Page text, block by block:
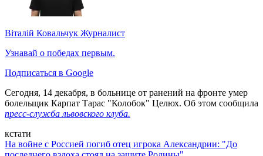
Віталій Ковальчук Журналист
Узнавай о победах первым.
Подписаться в Google
Сегодня, 14 декабря, в больнице от ранений на фронте умер
болельщик Карпат Тарас "Колобок" Целюх. Об этом сообщила
пресс-служба львовского клуба.
кстати
На войне с Россией погиб отец игрока Александрии: "До